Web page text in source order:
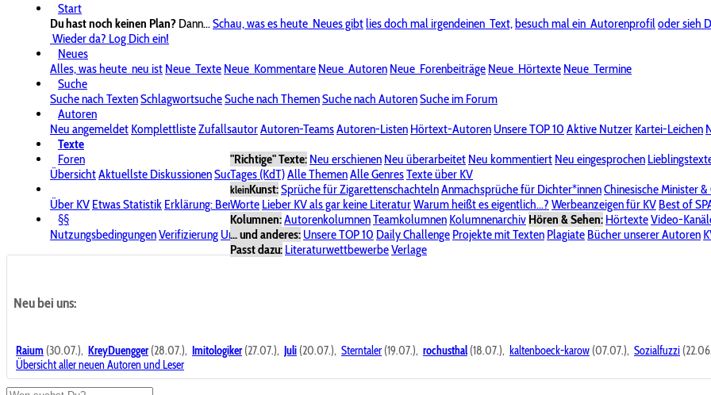
Start
Du hast noch keinen Plan? Dann...Schau, was es heute Neues gibtlies doch mal irgendeinen Text,besuch mal ein Autorenprofiloder sieh
Wieder da? Log Dich ein!
Neues
Alles, was heute neu ist Neue Texte Neue Kommentare Neue Autoren Neue Forenbeiträge Neue Hörtexte Neue Termine
Suche
Suche nach TextenSchlagwortsucheSuche nach ThemenSuche nach AutorenSuche im Forum
Autoren
Neu angemeldet KomplettlisteZufallsautorAutoren-TeamsAutoren-Listen Hörtext-Autoren Unsere TOP 10 Aktive Nutzer Kartei-Leichen
Texte
"Richtige" Texte: Neu erschienen Neu überarbeitet Neu kommentiert Neu eingesprochen
Tages (KdT)Alle ThemenAlle GenresTexte über KV
kleinKunst:Sprüche für ZigarettenschachtelnAnmachsprüche für Dichter*innenChinesische Minister &
Worte Lieber KV als gar keine LiteraturWarum heißt es eigentlich...? Werbeanzeigen für KV Best of
Kolumnen:AutorenkolumnenTeamkolumnen Kolumnenarchiv Hören & Sehen: HörtexteVideo-
... und anderes: Unsere TOP 10 Daily Challenge Projekte mit Texten Plagiate Bücher unserer Autoren
Passt dazu: LiteraturwettbewerbeVerlage
Foren
ÜbersichtAktuellste DiskussionenSuche im ForumBereich "KV-Board"Bereich "Literatur & Schreiberei"
Über KV Etwas Statistik Erklärung: BenutzersymboleSpende für KV Unsere SpenderlisteAlle Wege führen zu KVPasswort vergessen?
§§
NutzungsbedingungenVerifizierung UrheberrechtAvatare & BilderStalkingDatenschutzerklärungImpressum
Neu bei uns:
Raium (30.07.), KreyDuengger(28.07.), Imitologiker(27.07.), Juli (20.07.), Sterntaler (19.07.), rochusthal (18.07.), kaltenboeck-karow (07.07.), Sozialfuzzi
Übersicht aller neuen Autoren und Leser